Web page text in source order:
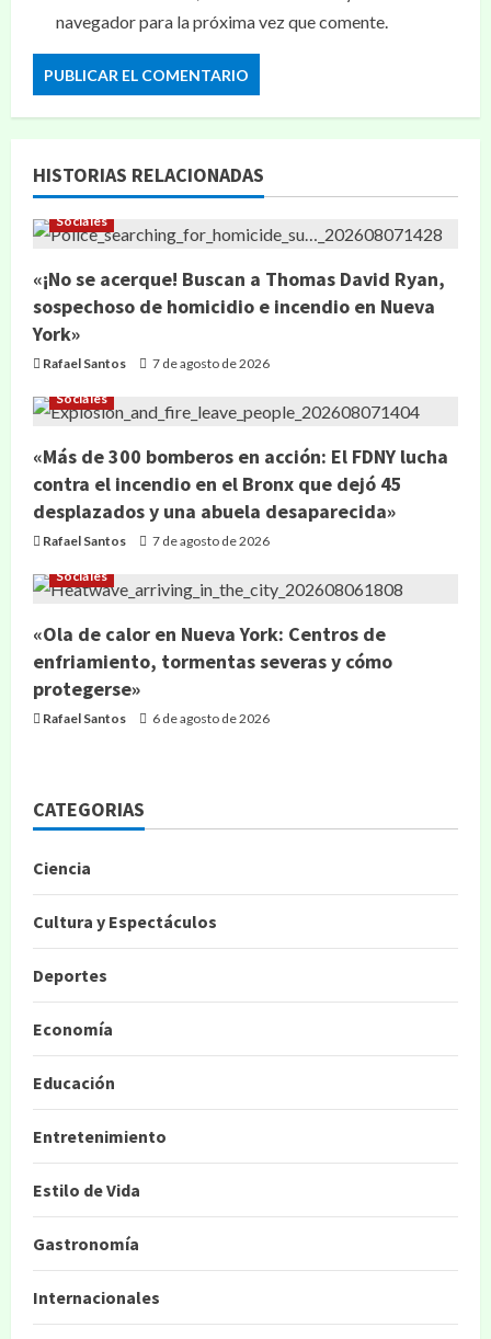
navegador para la próxima vez que comente.
HISTORIAS RELACIONADAS
Sociales
«¡No se acerque! Buscan a Thomas David Ryan,
sospechoso de homicidio e incendio en Nueva
York»
Rafael Santos 7 de agosto de 2026
Sociales
«Más de 300 bomberos en acción: El FDNY lucha
contra el incendio en el Bronx que dejó 45
desplazados y una abuela desaparecida»
Rafael Santos 7 de agosto de 2026
Sociales
«Ola de calor en Nueva York: Centros de
enfriamiento, tormentas severas y cómo
protegerse»
Rafael Santos 6 de agosto de 2026
CATEGORIAS
Ciencia
Cultura y Espectáculos
Deportes
Economía
Educación
Entretenimiento
Estilo de Vida
Gastronomía
Internacionales